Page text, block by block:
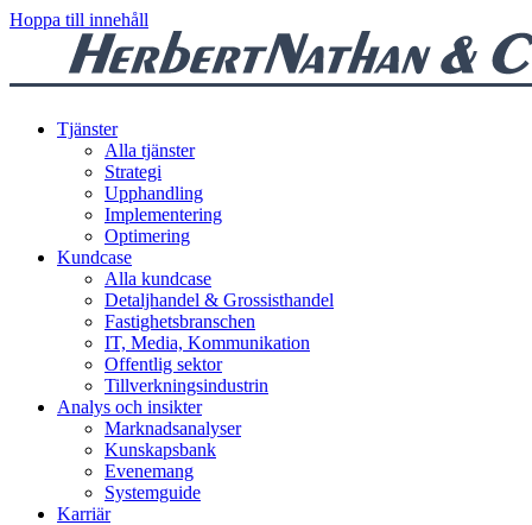
Hoppa till innehåll
Tjänster
Alla tjänster
Strategi
Upphandling
Implementering
Optimering
Kundcase
Alla kundcase
Detaljhandel & Grossisthandel
Fastighetsbranschen
IT, Media, Kommunikation
Offentlig sektor
Tillverkningsindustrin
Analys och insikter
Marknadsanalyser
Kunskapsbank
Evenemang
Systemguide
Karriär